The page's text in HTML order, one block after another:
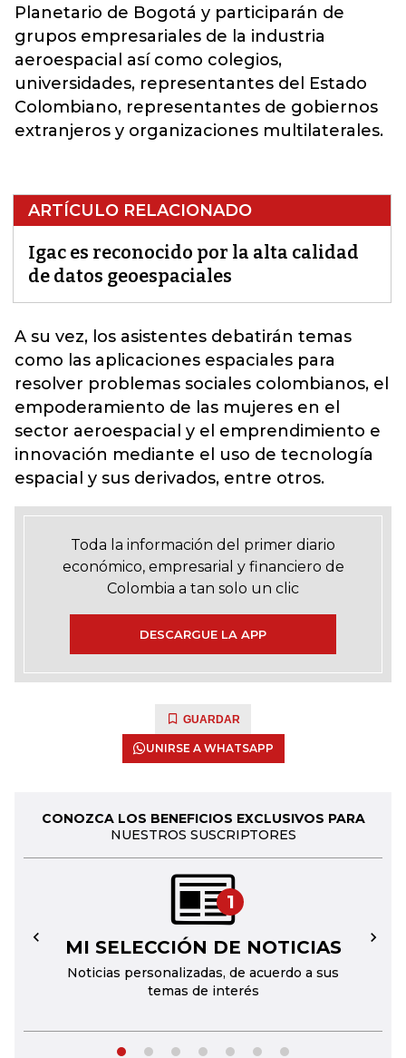
Planetario de Bogotá y participarán de
grupos empresariales de la industria
aeroespacial así como colegios,
universidades, representantes del Estado
Colombiano, representantes de gobiernos
extranjeros y organizaciones multilaterales.
ARTÍCULO RELACIONADO
Igac es reconocido por la alta calidad
de datos geoespaciales
A su vez, los asistentes debatirán temas
como las aplicaciones espaciales para
resolver problemas sociales colombianos, el
empoderamiento de las mujeres en el
sector aeroespacial y el emprendimiento e
innovación mediante el uso de tecnología
espacial y sus derivados, entre otros.
Toda la información del primer diario
económico, empresarial y financiero de
Colombia a tan solo un clic
DESCARGUE LA APP
GUARDAR
UNIRSE A WHATSAPP
CONOZCA LOS BENEFICIOS EXCLUSIVOS PARA
NUESTROS SUSCRIPTORES
1
MI SELECCIÓN DE NOTICIAS
Noticias personalizadas, de acuerdo a sus
temas de interés
← →